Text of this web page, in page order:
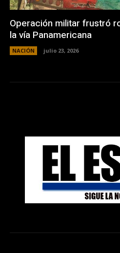
Operación militar frustró
la vía Panamericana
NACIÓN julio 23, 2026